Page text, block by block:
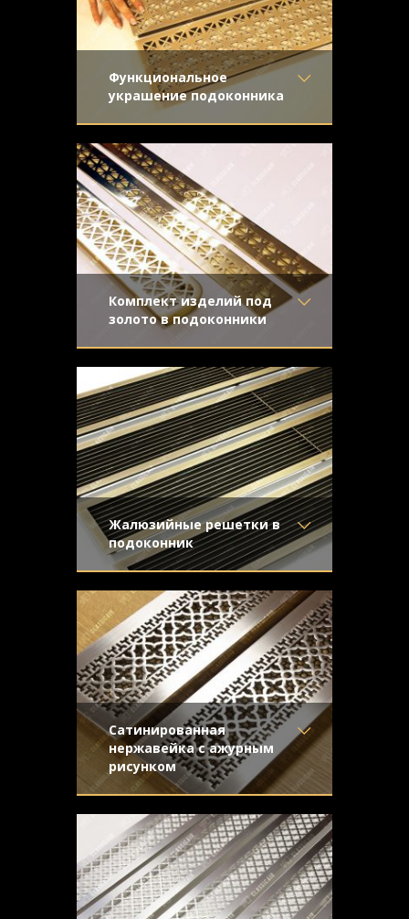
Функциональное
украшение подоконника
Материал- Латунь
Отделка- Старение с
эффектом затёртости
Узор- Треугольники
Конструкция- С отбортовкой
адаптированный орнамент
"Треугольники" органично дополнили
интерьер в стиле прованс.
Комплект изделий под
золото в подоконники
Материал- Латунь
Отделка- Полированная
латунь
Узор- Треугольники
Конструкция- Плоская
мраморные и деревянные подоконники.
Золотой блеск отлично работает и в
сочетании с обеими поверхностями.
Жалюзийные решетки в
подоконник
Материал- Латунь
Отделка- Старение с
направленной риской
Узор-
Конструкция- Жалюзи
длинные подоконники. Простые формы
жалюзийной конструкции подчеркивают
благородство натурального металла.
Сатинированная
нержавейка с ажурным
рисунком
Материал- Нержавеющая
сталь
Отделка- Шлифованная
нержавейка
Узор- Majestic
Конструкция- С отбортовкой
геометричным узором по периметру.
Качественная ручная полировка
поверхности.